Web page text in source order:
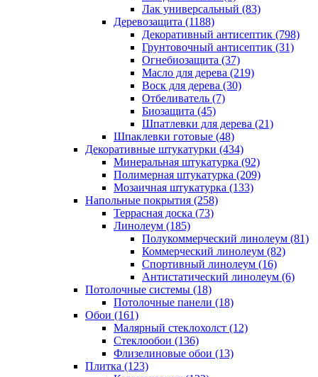
Лак универсальный (83)
Деревозащита (1188)
Декоративный антисептик (798)
Грунтовочный антисептик (31)
Огнебиозащита (37)
Масло для дерева (219)
Воск для дерева (30)
Отбеливатель (7)
Биозащита (45)
Шпатлевки для дерева (21)
Шпаклевки готовые (48)
Декоративные штукатурки (434)
Минеральная штукатурка (92)
Полимерная штукатурка (209)
Мозаичная штукатурка (133)
Напольные покрытия (258)
Террасная доска (73)
Линолеум (185)
Полукоммерческий линолеум (81)
Коммерческий линолеум (82)
Спортивный линолеум (16)
Антистатический линолеум (6)
Потолочные системы (18)
Потолочные панели (18)
Обои (161)
Малярный стеклохолст (12)
Стеклообои (136)
Флизелиновые обои (13)
Плитка (123)